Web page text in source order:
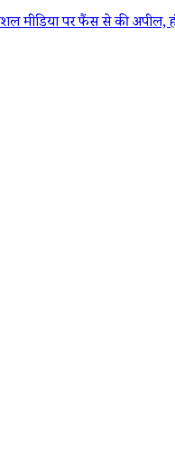
मीडिया पर फैंस से की